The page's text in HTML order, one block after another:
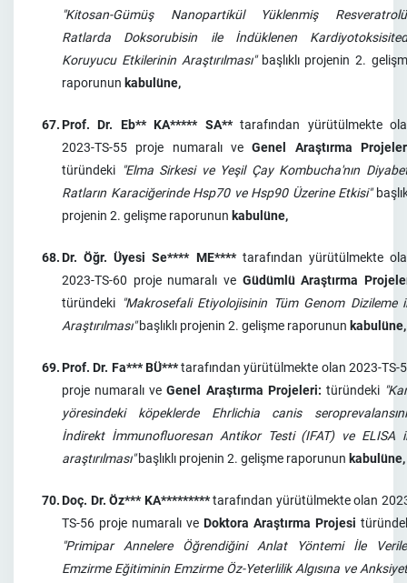
"Kitosan-Gümüş Nanopartikül Yüklenmiş
Ratlarda Doksorubisin ile İndüklenen
Koruyucu Etkilerinin Araştırılması"başlıklı projenin 2.
raporunun kabulüne,
67.Prof. Dr. Eb** KA***** SA**tarafından yürütülmekte
2023-TS-55 proje numaralı veGenel Araştırma
türündeki "Elma Sirkesi ve Yeşil Çay Kombucha'nın
Ratların Karaciğerinde Hsp70 ve Hsp90 Üzerine Etkisi"
projenin 2. gelişme raporunun kabulüne,
68.Dr. Öğr. Üyesi Se**** ME****tarafından yürütülmekte
2023-TS-60 proje numaralı ve Güdümlü Araştırma
türündeki "Makrosefali Etiyolojisinin Tüm Genom Dizileme
Araştırılması"başlıklı projenin 2. gelişme raporunun kabulüne,
69.Prof. Dr. Fa*** BÜ***tarafından yürütülmekte olan 2023-TS-
proje numaralı veGenel Araştırma Projeleri: türündeki
yöresindeki köpeklerde Ehrlichia canis
İndirekt İmmunofluoresan Antikor Testi (IFAT) ve ELISA
araştırılması"başlıklı projenin 2. gelişme raporunun kabulüne,
70.Doç. Dr. Öz*** KA*********tarafından yürütülmekte olan
TS-56 proje numaralı ve Doktora Araştırma Projesi
"Primipar Annelere Öğrendiğini Anlat Yöntemi İle
Emzirme Eğitiminin Emzirme Öz-Yeterlilik Algısına ve